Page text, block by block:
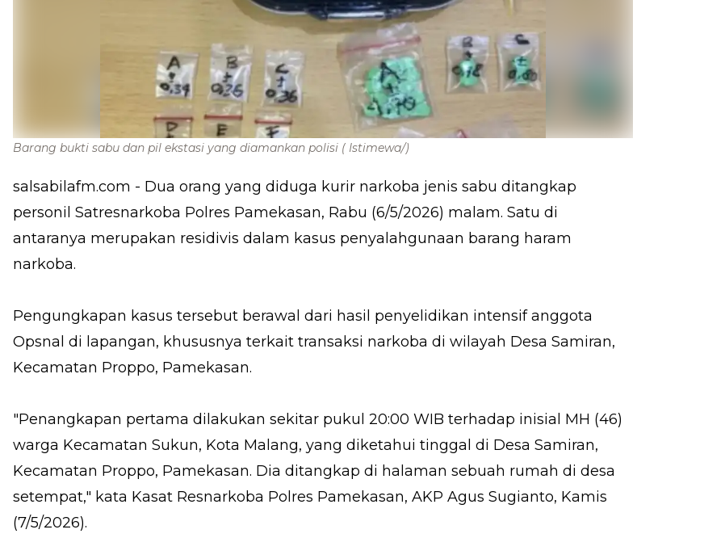
Barang bukti sabu dan pil ekstasi yang diamankan polisi ( Istimewa/)
salsabilafm.com - Dua orang yang diduga kurir narkoba jenis sabu ditangkap
personil Satresnarkoba Polres Pamekasan, Rabu (6/5/2026) malam. Satu di
antaranya merupakan residivis dalam kasus penyalahgunaan barang haram
narkoba.
Pengungkapan kasus tersebut berawal dari hasil penyelidikan intensif anggota
Opsnal di lapangan, khususnya terkait transaksi narkoba di wilayah Desa Samiran,
Kecamatan Proppo, Pamekasan.
"Penangkapan pertama dilakukan sekitar pukul 20:00 WIB terhadap inisial MH (46)
warga Kecamatan Sukun, Kota Malang, yang diketahui tinggal di Desa Samiran,
Kecamatan Proppo, Pamekasan. Dia ditangkap di halaman sebuah rumah di desa
setempat," kata Kasat Resnarkoba Polres Pamekasan, AKP Agus Sugianto, Kamis
(7/5/2026).